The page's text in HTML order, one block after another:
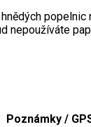
nepoužíváte
Poznámky /